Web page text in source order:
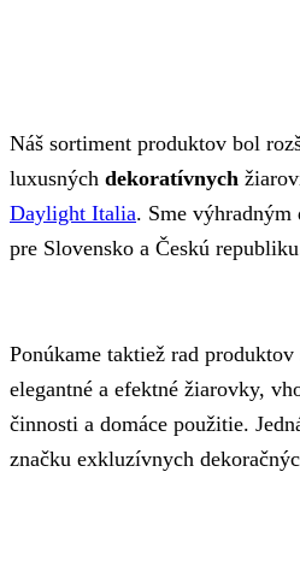
Náš sortiment produktov bol
luxusných dekoratívnych
Daylight Italia. Sme
pre Slovensko a Českú
Ponúkame taktiež rad produktov
elegantné a efektné žiarovky,
činnosti a domáce použitie.
značku exkluzívnych